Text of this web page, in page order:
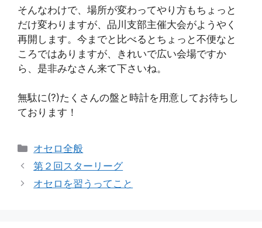
そんなわけで、場所が変わってやり方もちょっと
だけ変わりますが、品川支部主催大会がようやく
再開します。今までと比べるとちょっと不便なと
ころではありますが、きれいで広い会場ですか
ら、是非みなさん来て下さいね。
無駄に(?)たくさんの盤と時計を用意してお待ちし
ております！
カ
テ
リ
オセロ全般
第２回スターリーグ
オセロを習うってこと